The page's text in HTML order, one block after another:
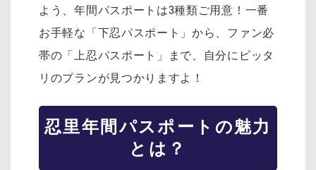
よう、年間パスポートは3種類ご用意！一番
お手軽な「下忍パスポート」から、ファン必
帯の「上忍パスポート」まで、自分にピッタ
リのプランが見つかりますよ！
忍里年間パスポートの魅力
とは？